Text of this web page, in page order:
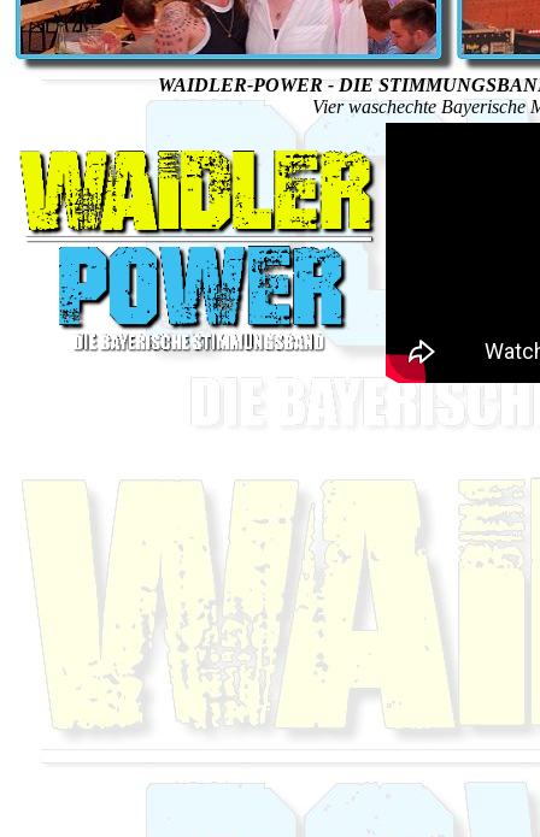
WAIDLER-POWER - DIE
Vier waschechte Bayerische